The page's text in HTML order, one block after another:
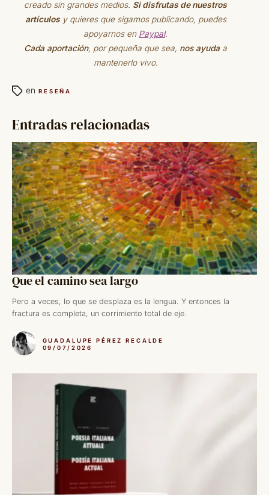
creado sin grandes medios. Si disfrutas de nuestros
artículosy quieres que sigamos publicando, puedes
apoyarnos en Paypal.
Cada aportación, por pequeña que sea, nos ayudaa
mantenerlo vivo.
en RESEÑA
Entradas relacionadas
Que el camino sea largo
Pero a veces, lo que se desplaza es la lengua. Y entonces la
fractura es completa, un corrimiento total de eje.
GUADALUPE PÉREZ RECALDE
09/07/2026